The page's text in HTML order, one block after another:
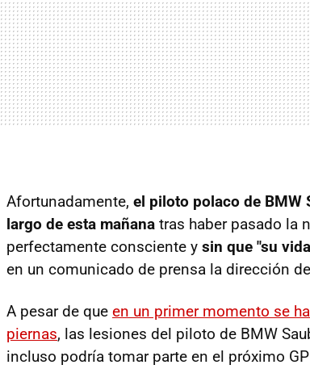
Afortunadamente, el piloto polaco de BMW
largo de esta mañana tras haber pasado la
perfectamente consciente y sin que "su
en un comunicado de prensa la dirección
A pesar de que en un primer momento se
piernas, las lesiones del piloto de BMW
incluso podría tomar parte en el próximo